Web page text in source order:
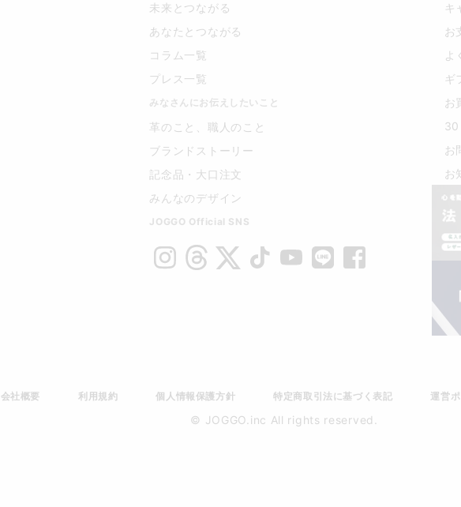
未来とつながる
あなたとつながる
コラム一覧
プレス一覧
みなさんにお伝えしたいこと
革のこと、職人のこと
ブランドストーリー
記念品・大口注文
みんなのデザイン
JOGGO Official SNS
キ
お
よ
ギ
お
30
お
お
会社概要 利用規約 個人情報保護方針 特定商取引法に基づく表記 運営
© JOGGO.inc All rights reserved.